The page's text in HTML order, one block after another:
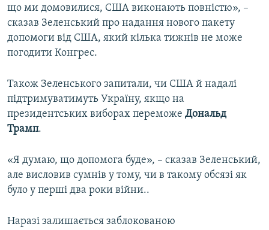
що ми домовилися, США виконають повністю», –
сказав Зеленський про надання нового пакету
допомоги від США, який кілька тижнів не може
погодити Конгрес.
Також Зеленського запитали, чи США й надалі
підтримуватимуть Україну, якщо на
президентських виборах переможе Дональд
Трамп.
«Я думаю, що допомога буде», – сказав Зеленський,
але висловив сумнів у тому, чи в такому обсязі як
було у перші два роки війни..
Наразі залишається заблокованою